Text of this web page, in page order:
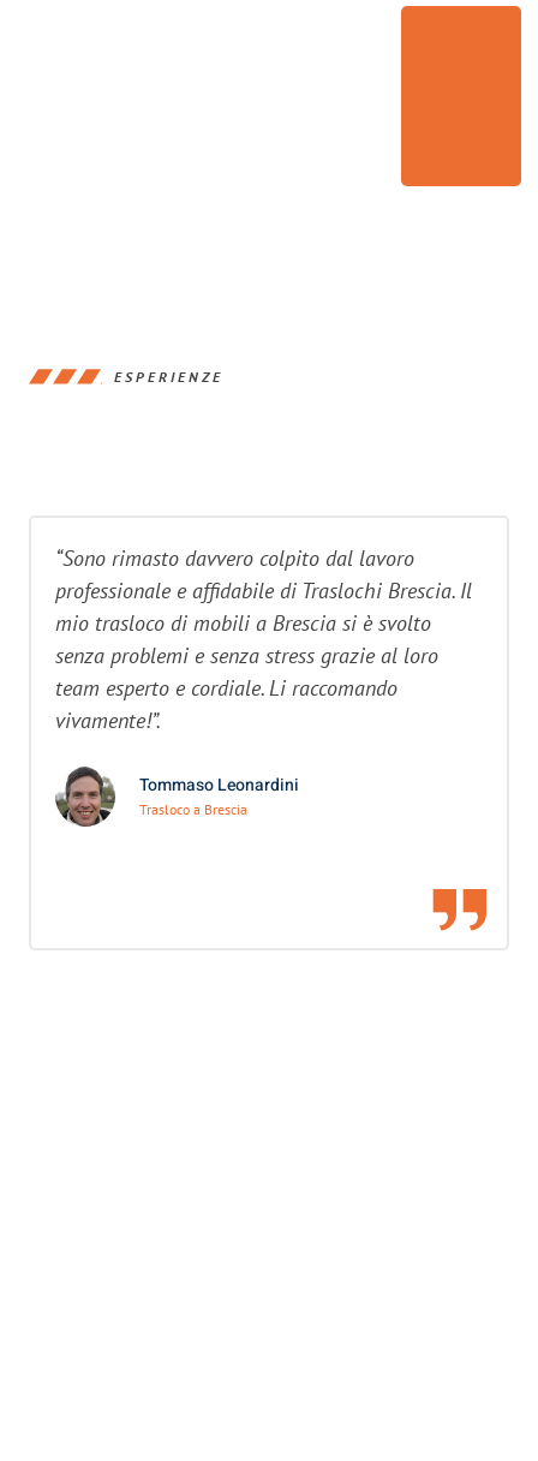
ESPERIENZE
“Sono rimasto davvero colpito dal lavoro
professionale e affidabile di Traslochi Brescia. Il
mio trasloco di mobili a Brescia si è svolto
senza problemi e senza stress grazie al loro
team esperto e cordiale. Li raccomando
vivamente!”.
Tommaso Leonardini
Trasloco a Brescia